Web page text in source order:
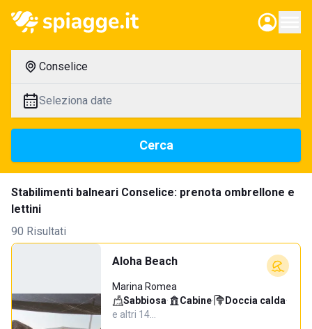
Conselice
Seleziona date
Cerca
Stabilimenti balneari Conselice: prenota ombrellone e
lettini
90 Risultati
Aloha Beach
Marina Romea
Sabbiosa· Cabine· Doccia calda·
e altri 14…